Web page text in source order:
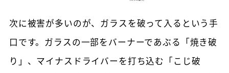
次に被害が多いのが、ガラスを破って入るという手
口です。ガラスの一部をバーナーであぶる「焼き破
り」、マイナスドライバーを打ち込む「こじ破